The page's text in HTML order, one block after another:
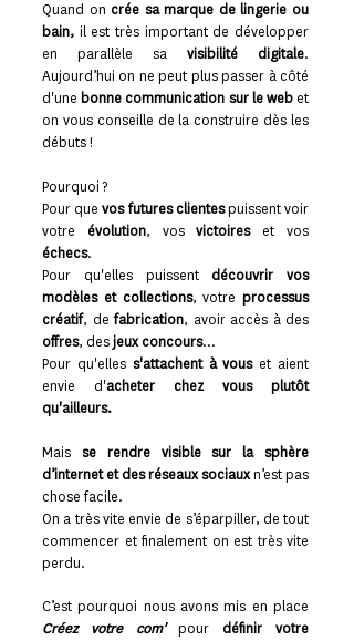
Quand on crée sa marque de lingerie ou
bain, il est très important de développer
en parallèle sa visibilité digitale.
Aujourd’hui on ne peut plus passer à côté
d'une bonne communication sur le webet
on vous conseille de la construire dès les
débuts !
Pourquoi ?
Pour quevos futures clientespuissent voir
votre évolution, vosvictoires et vos
échecs.
Pour qu'elles puissent découvrir vos
modèles et collections, votre processus
créatif, de fabrication, avoir accès à des
offres, desjeux concours...
Pour qu'elless'attachent à vouset aient
envie d'acheter chez vous plutôt
qu'ailleurs.
Mais se rendre visible sur la sphère
d’internet et des réseaux sociauxn’est pas
chose facile.
On a très vite envie de s’éparpiller, de tout
commencer et finalement on est très vite
perdu.
C’est pourquoi nous avons mis en place
Créez votre com'
pour définir votre